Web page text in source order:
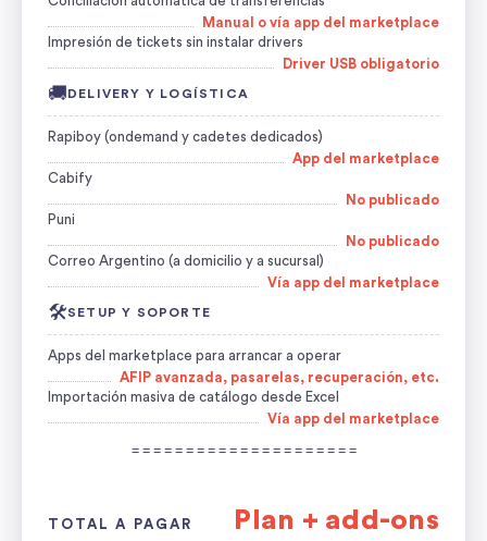
Manual o vía app del marketplace
Impresión de tickets sin instalar drivers
Driver USB obligatorio
🚚DELIVERY Y LOGÍSTICA
Rapiboy (ondemand y cadetes dedicados)
App del marketplace
Cabify
No publicado
Puni
No publicado
Correo Argentino (a domicilio y a sucursal)
Vía app del marketplace
🛠️SETUP Y SOPORTE
Apps del marketplace para arrancar a operar
AFIP avanzada, pasarelas, recuperación, etc.
Importación masiva de catálogo desde Excel
Vía app del marketplace
= = = = = = = = = = = = = = = = = = = = =
TOTAL A PAGAR Plan + add-ons